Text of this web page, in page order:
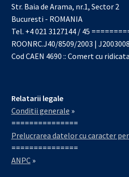
Str. Baia de Arama, nr.1, Sector 2
Bucuresti - ROMANIA
Tel. +4 021 3127144 / 45
ROONRC.J40/8509/2003 |
Cod CAEN 4690 :: Comert cu
Relatarii legale
Conditii generale »
===============
Prelucrarea datelor cu caracter
===============
ANPC»